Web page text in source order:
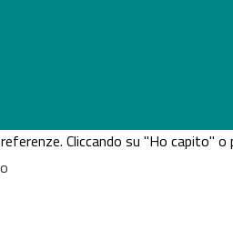
Cliccando su "Ho capito" o